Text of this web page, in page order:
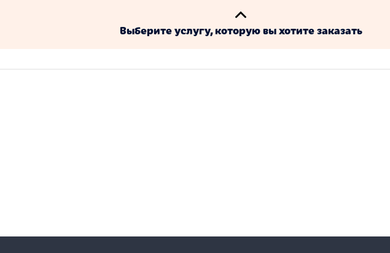
Выберите услугу, которую вы хотите заказать